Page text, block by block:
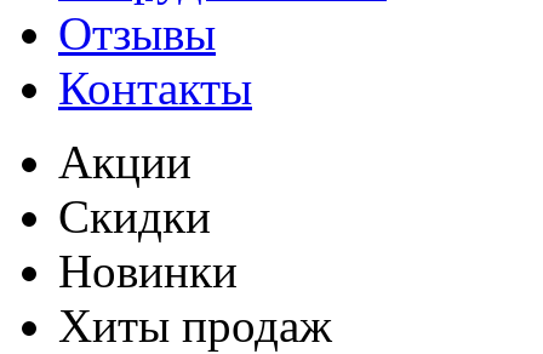
Отзывы
Контакты
Акции
Скидки
Новинки
Хиты продаж